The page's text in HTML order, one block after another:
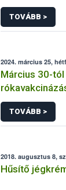
TOVÁBB >
2024. március 25,
Március 30-
TOVÁBB >
2018. augusztus 8,
Hűsítő